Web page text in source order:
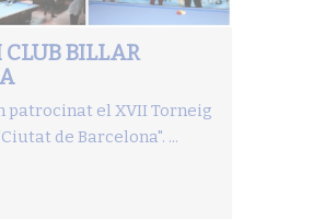
BILLAR
patrocinat el XVII Torneig
de Barcelona". ...